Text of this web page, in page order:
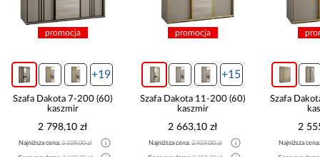
promocja
+19
Szafa Dakota 7-200 (60)
kaszmir
2 798,10 zł
Najniższa cena:3 109,00 zł
promocja
+15
Szafa Dakota 11-200 (60)
kaszmir
2 663,10 zł
Najniższa cena:2 959,00 zł
Szafa
2
Najniższa